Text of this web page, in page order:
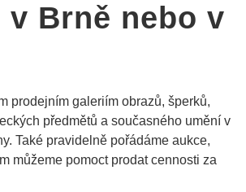
v Brně nebo v
prodejním galeriím obrazů, šperků,
předmětů a současného umění v
Také pravidelně pořádáme aukce,
můžeme pomoct prodat cennosti za